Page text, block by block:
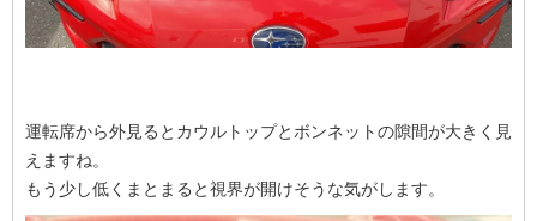
運転席から外見るとカウルトップとボンネットの隙間が大きく見
えますね。
もう少し低くまとまると視界が開けそうな気がします。